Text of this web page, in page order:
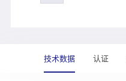
技术数据 认证